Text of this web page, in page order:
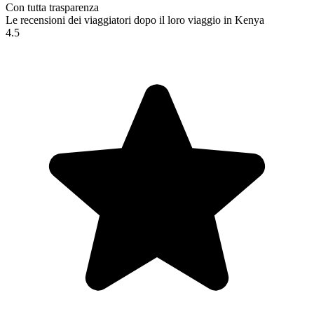
Con tutta trasparenza
Le recensioni dei viaggiatori dopo il loro viaggio in Kenya
4.5